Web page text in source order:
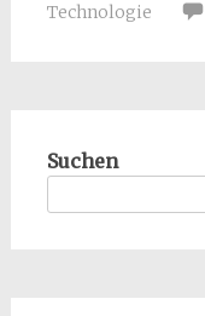
Technologie
Suchen